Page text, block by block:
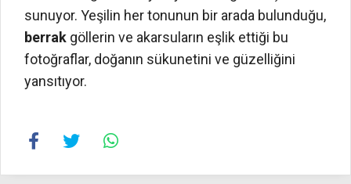
sunuyor. Yeşilin her tonunun bir arada bulunduğu,
berrak göllerin ve akarsuların eşlik ettiği bu
fotoğraflar, doğanın sükunetini ve güzelliğini
yansıtıyor.